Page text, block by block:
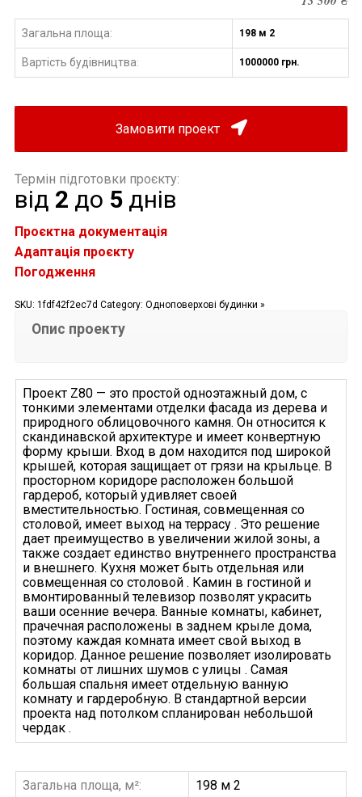
Загальна площа: 198 м 2
Вартість будівництва: 1000000 грн.
Замовити проект
Термін підготовки проєкту:
від 2 до 5 днів
Проєктна документація
Адаптація проєкту
Погодження
SKU: 1fdf42f2ec7d Category: Одноповерхові будинки »
Опис проекту
Проект Z80 — это простой одноэтажный дом, с
тонкими элементами отделки фасада из дерева и
природного облицовочного камня. Он относится к
скандинавской архитектуре и имеет конвертную
форму крыши. Вход в дом находится под широкой
крышей, которая защищает от грязи на крыльце. В
просторном коридоре расположен большой
гардероб, который удивляет своей
вместительностью. Гостиная, совмещенная со
столовой, имеет выход на террасу . Это решение
дает преимущество в увеличении жилой зоны, а
также создает единство внутреннего пространства
и внешнего. Кухня может быть отдельная или
совмещенная со столовой . Камин в гостиной и
вмонтированный телевизор позволят украсить
ваши осенние вечера. Ванные комнаты, кабинет,
прачечная расположены в заднем крыле дома,
поэтому каждая комната имеет свой выход в
коридор. Данное решение позволяет изолировать
комнаты от лишних шумов с улицы . Самая
большая спальня имеет отдельную ванную
комнату и гардеробную. В стандартной версии
проекта над потолком спланирован небольшой
чердак .
Загальна площа, м²:
198 м 2